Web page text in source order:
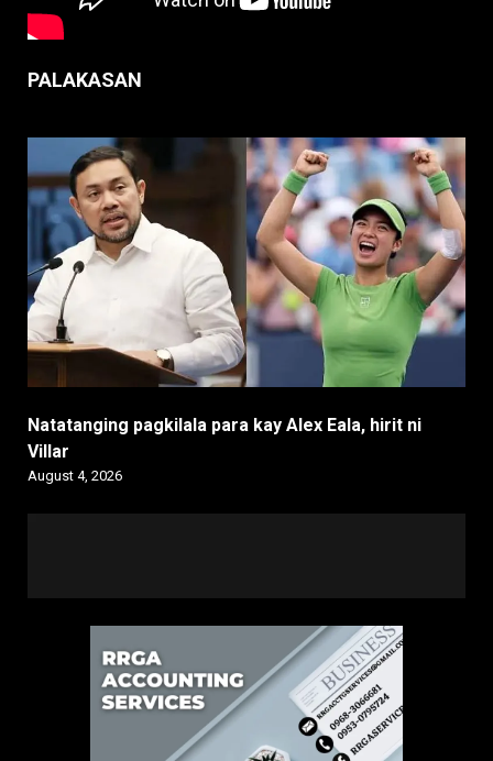
PALAKASAN
Natatanging pagkilala para kay Alex Eala, hirit ni
Villar
August 4, 2026